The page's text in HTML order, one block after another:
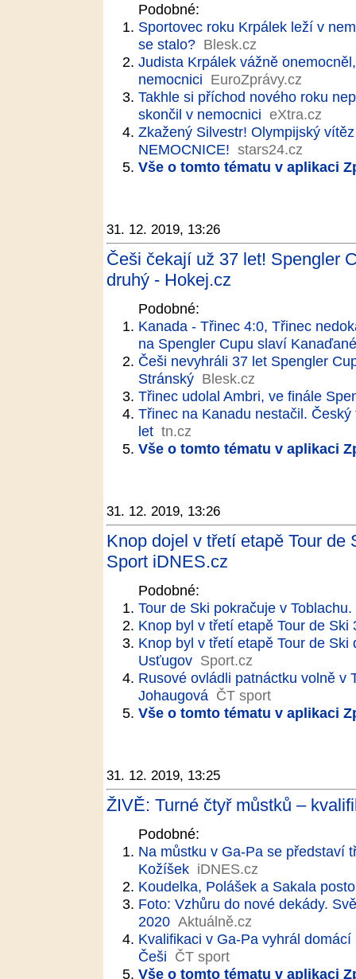
Podobné:
Sportovec roku Krpálek leží v
se stalo? Blesk.cz
Judista Krpálek vážně
nemocnici EuroZprávy.cz
Takhle si příchod nového roku
skončil v nemocnici eXtra.cz
Zkažený Silvestr! Olympijský
NEMOCNICE! stars24.cz
Vše o tomto tématu v aplikaci
31. 12. 2019, 13:26
Češi čekají už 37 let! Spengler
druhý - Hokej.cz
Podobné:
Kanada - Třinec 4:0, Třinec
na Spengler Cupu slaví Kanaďané
Češi nevyhráli 37 let Spengler
Stránský Blesk.cz
Třinec udolal Ambri, ve finále
Třinec na Kanadu nestačil.
let tn.cz
Vše o tomto tématu v aplikaci
31. 12. 2019, 13:26
Knop dojel v třetí etapě Tour
Sport iDNES.cz
Podobné:
Tour de Ski pokračuje v
Knop byl v třetí etapě Tour de
Knop byl v třetí etapě Tour de Ski
Usťugov Sport.cz
Rusové ovládli patnáctku volně v
Johaugová ČT sport
Vše o tomto tématu v aplikaci
31. 12. 2019, 13:25
ŽIVĚ: Turné čtyř můstků –
Podobné:
Na můstku v Ga-Pa se představí
Kožíšek iDNES.cz
Koudelka, Polášek a Sakala
Foto: Vzhůru do nové dekády.
2020 Aktuálně.cz
Kvalifikaci v Ga-Pa vyhrál
Češi ČT sport
Vše o tomto tématu v aplikaci